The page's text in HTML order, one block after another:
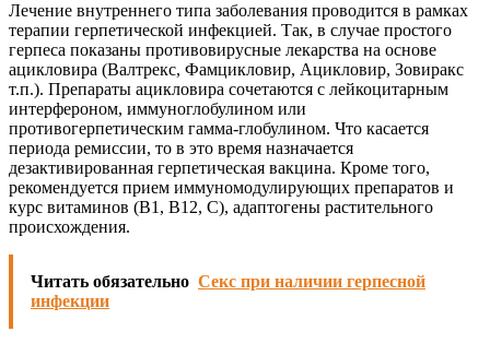
Лечение внутреннего типа заболевания проводится в рамках
терапии герпетической инфекцией. Так, в случае простого
герпеса показаны противовирусные лекарства на основе
ацикловира (Валтрекс, Фамцикловир, Ацикловир, Зовиракс
т.п.). Препараты ацикловира сочетаются с лейкоцитарным
интерфероном, иммуноглобулином или
противогерпетическим гамма-глобулином. Что касается
периода ремиссии, то в это время назначается
дезактивированная герпетическая вакцина. Кроме того,
рекомендуется прием иммуномодулирующих препаратов и
курс витаминов (В1, В12, С), адаптогены растительного
происхождения.
Читать обязательно Секс при наличии герпесной
инфекции